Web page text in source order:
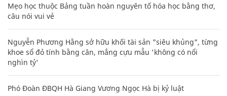
Mẹo học thuộc Bảng tuần hoàn nguyên tố hóa học bằng thơ,
câu nói vui vẻ
Nguyễn Phương Hằng sở hữu khối tài sản "siêu khủng", từng
khoe sổ đỏ tính bằng cân, mắng cựu mẫu 'không có nổi
nghìn tỷ'
Phó Đoàn ĐBQH Hà Giang Vương Ngọc Hà bị kỷ luật